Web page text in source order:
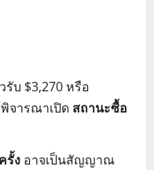
บ $3,270 หรือ
จารณาเปิด สถานะซื้อ
รั้ง อาจเป็นสัญญาณ